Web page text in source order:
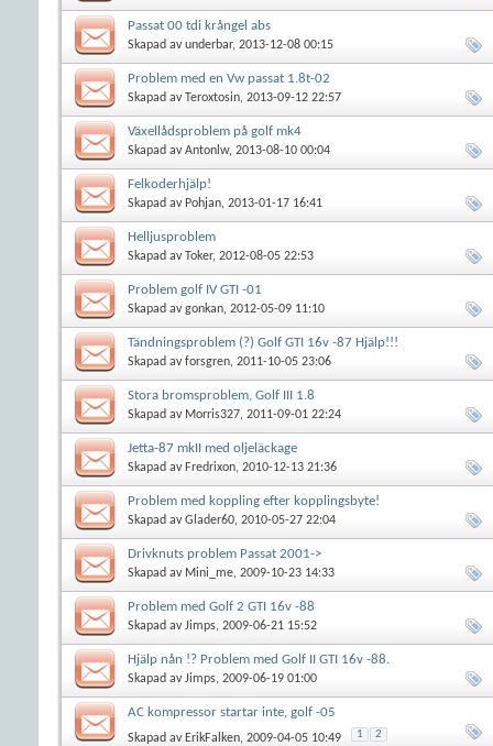
Passat 00 tdi krångel abs
Skapad avunderbar, 2013-12-08 00:15
Problem med en Vw passat 1.8t-02
Skapad avTeroxtosin, 2013-09-12 22:57
Växellådsproblem på golf mk4
Skapad avAntonlw, 2013-08-10 00:04
Felkoderhjälp!
Skapad av Pohjan, 2013-01-17 16:41
Helljusproblem
Skapad avToker, 2012-08-05 22:53
Problem golf IV GTI -01
Skapad avgonkan, 2012-05-09 11:10
Tändningsproblem (?) Golf GTI 16v -87 Hjälp!!!
Skapad avforsgren, 2011-10-05 23:06
Stora bromsproblem, Golf III 1.8
Skapad av Morris327, 2011-09-01 22:24
Jetta-87 mkII med oljeläckage
Skapad av Fredrixon, 2010-12-13 21:36
Problem med koppling efter kopplingsbyte!
Skapad avGlader60, 2010-05-27 22:04
Drivknuts problem Passat 2001->
Skapad av Mini_me, 2009-10-23 14:33
Problem med Golf 2 GTI 16v -88
Skapad avJimps, 2009-06-21 15:52
Hjälp nån !? Problem med Golf II GTI 16v -88.
Skapad avJimps, 2009-06-19 01:00
AC kompressor startar inte, golf -05
Skapad av ErikFalken, 2009-04-05 10:49 1 2